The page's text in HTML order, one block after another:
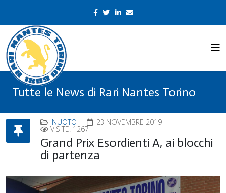
Tutte le News di Rari Nantes Torino
NUOTO 23 NOVEMBRE 2019
VISITE: 1267
Grand Prix Esordienti A, ai blocchi
di partenza